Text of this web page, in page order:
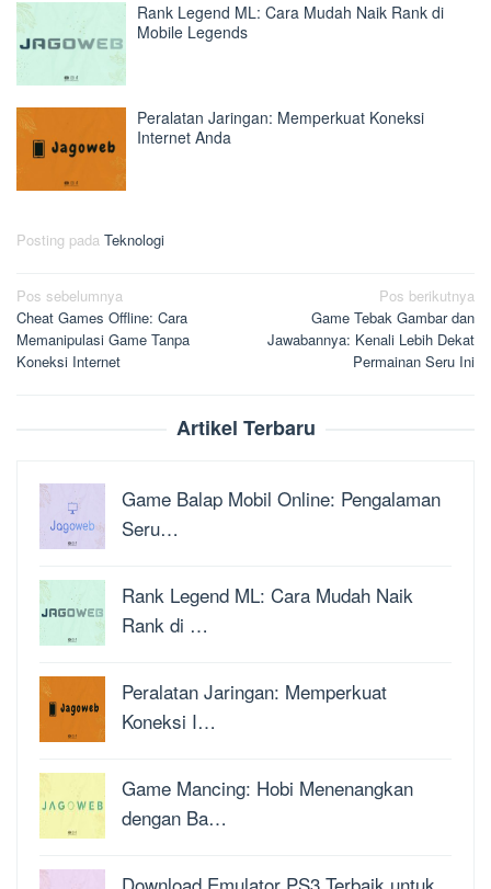
Rank Legend ML: Cara Mudah Naik Rank di
Mobile Legends
Peralatan Jaringan: Memperkuat Koneksi
Internet Anda
Posting pada Teknologi
Navigasi
pos
Pos sebelumnya
Cheat Games Offline: Cara
Memanipulasi Game Tanpa
Koneksi Internet
Pos berikutnya
Game Tebak Gambar dan
Jawabannya: Kenali Lebih Dekat
Permainan Seru Ini
Artikel Terbaru
Game Balap Mobil Online: Pengalaman
Seru…
Rank Legend ML: Cara Mudah Naik
Rank di …
Peralatan Jaringan: Memperkuat
Koneksi I…
Game Mancing: Hobi Menenangkan
dengan Ba…